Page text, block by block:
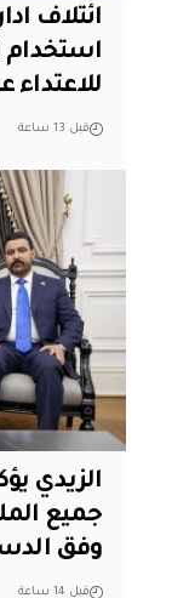
ائتلاف
استخدام
للاعتداء
قبل 13 ساعة
الزيدي
جميع
وفق
قبل 14 ساعة